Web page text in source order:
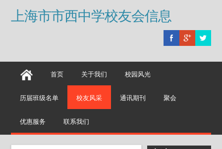
上海市市西中学校友会信息
首页 关于我们 校园风光
历届班级名单 校友风采 通讯期刊 聚会
优惠服务 联系我们